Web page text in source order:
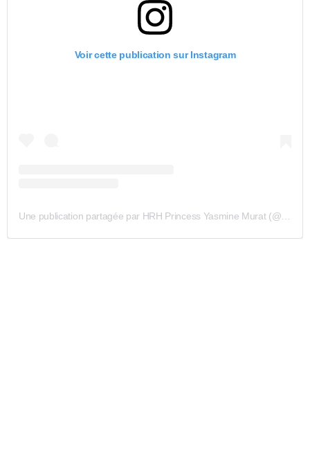
Voir cette publication sur Instagram